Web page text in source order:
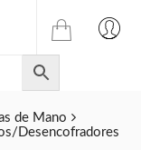
TIENDA
ONLINE
DE
JULIAN
CELDA
de Mano
Desencofradores